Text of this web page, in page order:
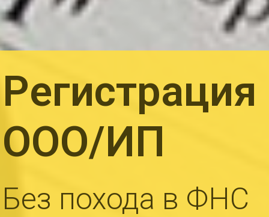
Регистрация
ООО/ИП
Без похода в ФНС